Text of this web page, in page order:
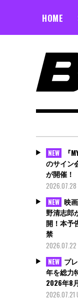
HOME
NEW
『
のサイン
が開催！
2026.07.28
NEW 映
野清志郎
開！本予
禁
2026.07.22
NEW プ
年を総力
2026年8
2026.07.21